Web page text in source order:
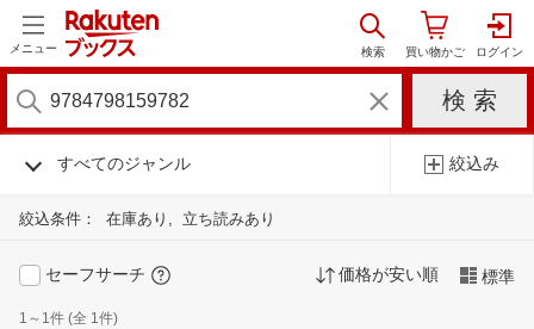
メニュー
すべてのジャンル 絞込み
絞込条件： 在庫あり 立ち読みあり
セーフサーチ 価格が安い順 標準
1～1件 (全 1件)